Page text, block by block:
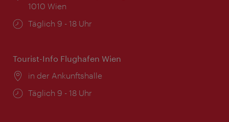
1010 Wien
Öffnungszeiten:
Täglich 9 - 18 Uhr
Tourist-Info Flughafen Wien
Ort:
in der Ankunftshalle
Öffnungszeiten:
Täglich 9 - 18 Uhr